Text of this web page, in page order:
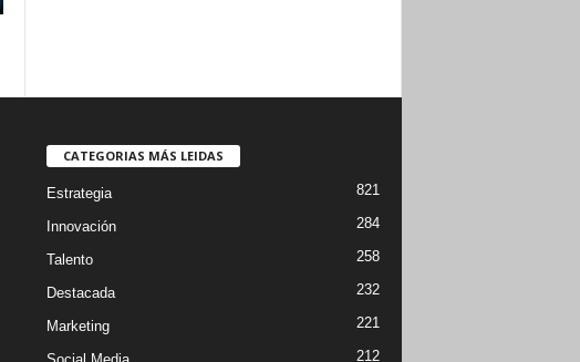
CATEGORIAS MÁS LEIDAS
Estrategia 821
Innovación 284
Talento 258
Destacada 232
Marketing 221
212